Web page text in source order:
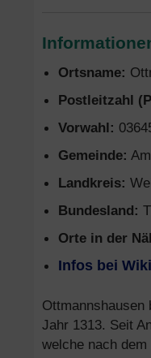
Ortsname:
Postleitzahl
Vorwahl:
Gemeinde:
Landkreis:
Bundesland:
Orte in der
Infos bei
Jahr 1313. Seit
welche nach dem